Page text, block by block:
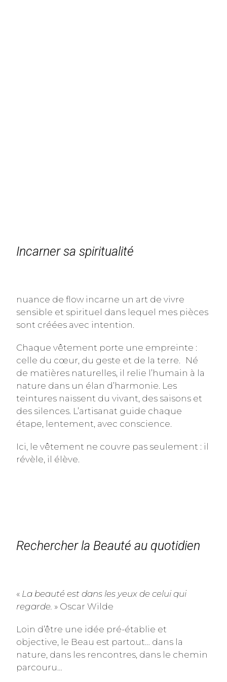
Incarner sa spiritualité
nuance de flow incarne un art de vivre
sensible et spirituel dans lequel mes pièces
sont créées avec intention.
Chaque vêtement porte une empreinte :
celle du cœur, du geste et de la terre. Né
de matières naturelles, il relie l’humain à la
nature dans un élan d’harmonie. Les
teintures naissent du vivant, des saisons et
des silences. L’artisanat guide chaque
étape, lentement, avec conscience.
Ici, le vêtement ne couvre pas seulement : il
révèle, il élève.
Rechercher la Beauté au quotidien
« La beauté est dans les yeux de celui qui
regarde. » Oscar Wilde
Loin d’être une idée pré-établie et
objective, le Beau est partout… dans la
nature, dans les rencontres, dans le chemin
parcouru…